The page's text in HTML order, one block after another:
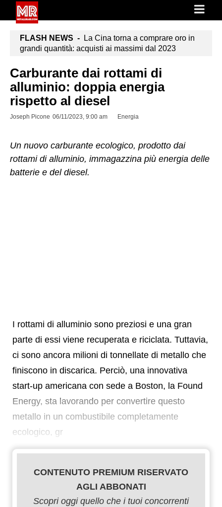
FLASH NEWS - La Cina torna a comprare oro in
grandi quantità: acquisti ai massimi dal 2023
Carburante dai rottami di
alluminio: doppia energia
rispetto al diesel
Joseph Picone 06/11/2023, 9:00 am Energia
Un nuovo carburante ecologico, prodotto dai
rottami di alluminio, immagazzina più energia delle
batterie e del diesel.
I rottami di alluminio sono preziosi e una gran
parte di essi viene recuperata e riciclata. Tuttavia,
ci sono ancora milioni di tonnellate di metallo che
finiscono in discarica. Perciò, una innovativa
start-up americana con sede a Boston, la Found
Energy, sta lavorando per convertire questo
metallo in un combustibile completamente
ecologico, gr
CONTENUTO PREMIUM RISERVATO
AGLI ABBONATI
Scopri oggi quello che i tuoi concorrenti